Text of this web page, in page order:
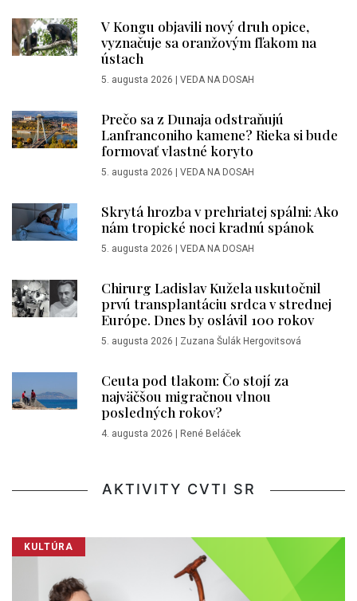
V Kongu objavili nový druh opice,
vyznačuje sa oranžovým fľakom na
ústach
5. augusta 2026 VEDA NA DOSAH
Prečo sa z Dunaja odstraňujú
Lanfranconiho kamene? Rieka si bude
formovať vlastné koryto
5. augusta 2026 VEDA NA DOSAH
Skrytá hrozba v prehriatej spálni: Ako
nám tropické noci kradnú spánok
5. augusta 2026 VEDA NA DOSAH
Chirurg Ladislav Kužela uskutočnil
prvú transplantáciu srdca v strednej
Európe. Dnes by oslávil 100 rokov
5. augusta 2026 Zuzana Šulák Hergovitsová
Ceuta pod tlakom: Čo stojí za
najväčšou migračnou vlnou
posledných rokov?
4. augusta 2026 René Beláček
AKTIVITY CVTI SR
KULTÚRA